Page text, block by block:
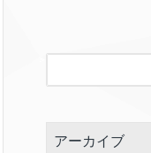
アーカイブ